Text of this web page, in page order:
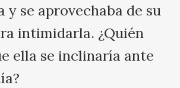
y se aprovechaba de su
intimidarla. ¿Quién
ella se inclinaría ante